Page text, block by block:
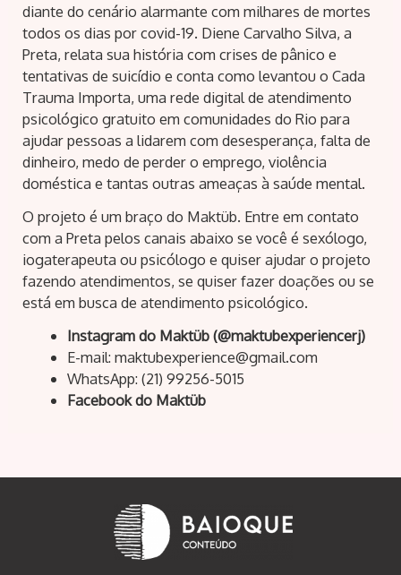
diante do cenário alarmante com milhares de mortes
todos os dias por covid-19. Diene Carvalho Silva, a
Preta, relata sua história com crises de pânico e
tentativas de suicídio e conta como levantou o Cada
Trauma Importa, uma rede digital de atendimento
psicológico gratuito em comunidades do Rio para
ajudar pessoas a lidarem com desesperança, falta de
dinheiro, medo de perder o emprego, violência
doméstica e tantas outras ameaças à saúde mental.
O projeto é um braço do Maktüb. Entre em contato
com a Preta pelos canais abaixo se você é sexólogo,
iogaterapeuta ou psicólogo e quiser ajudar o projeto
fazendo atendimentos, se quiser fazer doações ou se
está em busca de atendimento psicológico.
Instagram do Maktüb (@maktubexperiencerj)
E-mail: maktubexperience@gmail.com
WhatsApp: (21) 99256-5015
Facebook do Maktüb